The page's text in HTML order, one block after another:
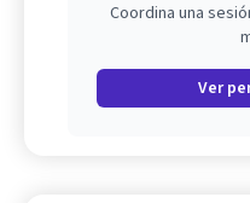
Coordina una
Ver